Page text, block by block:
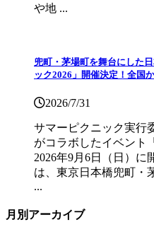
や地 ...
兜町・茅場町を舞台にした
ック2026」開催決定！全国
2026/7/31
サマーピクニック実⾏
がコラボしたイベント
2026年9月6日（日）
は、東京日本橋兜町・
...
月別アーカイブ